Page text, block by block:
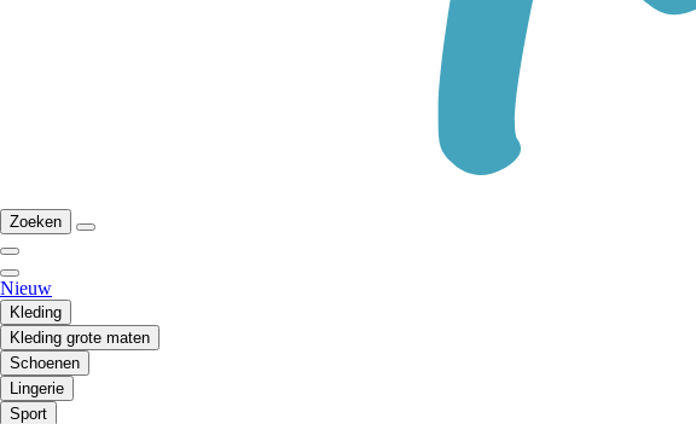
Zoeken
Nieuw
Kleding
Kleding grote maten
Schoenen
Lingerie
Sport